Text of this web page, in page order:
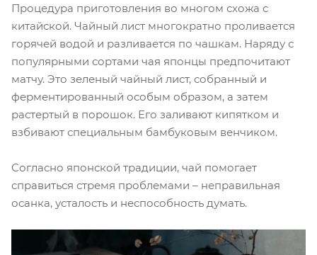
Процедура приготовления во многом схожа с
китайской. Чайный лист многократно проливается
горячей водой и разливается по чашкам. Наряду с
популярными сортами чая японцы предпочитают
матчу. Это зеленый чайный лист, собранный и
ферментированный особым образом, а затем
растертый в порошок. Его заливают кипятком и
взбивают специальным бамбуковым венчиком.
Согласно японской традиции, чай помогает
справиться стремя проблемами – неправильная
осанка, усталость и неспособность думать.